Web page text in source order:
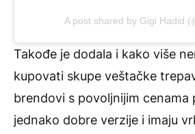
A post shared by Gigi Hadid
Takođe je dodala i kako više
kupovati skupe veštačke
brendovi s povoljnijim cenama
jednako dobre verzije i imaju